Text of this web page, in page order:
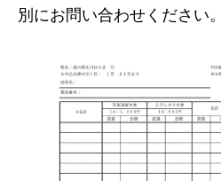
別にお問い合わせください。